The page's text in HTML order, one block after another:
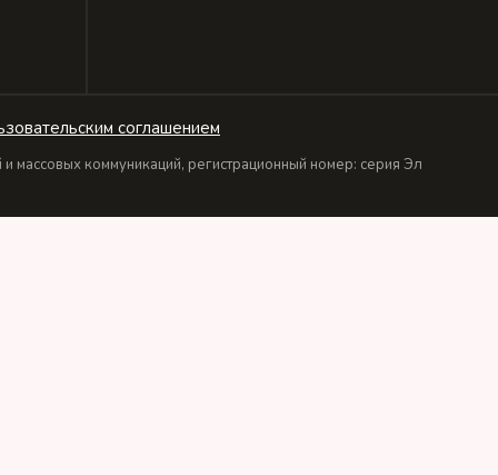
соглашением
коммуникаций, регистрационный номер: серия Эл